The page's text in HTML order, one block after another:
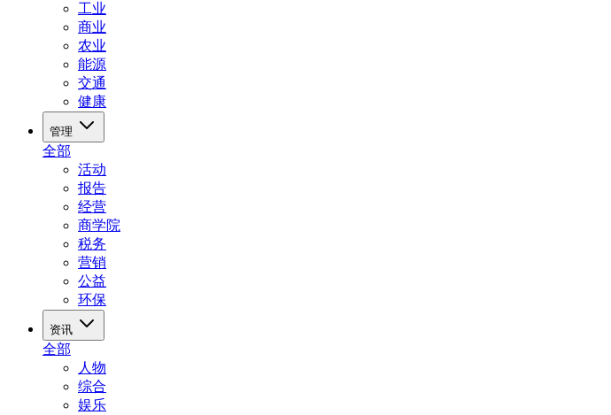
工业
商业
农业
能源
交通
健康
管理
全部
活动
报告
经营
商学院
税务
营销
公益
环保
资讯
全部
人物
综合
娱乐